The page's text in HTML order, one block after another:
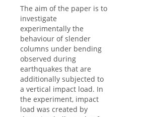
The aim of the paper is to
investigate
experimentally the
behaviour of slender
columns under bending
observed during
earthquakes that are
additionally subjected to
a vertical impact load. In
the experiment, impact
load was created by